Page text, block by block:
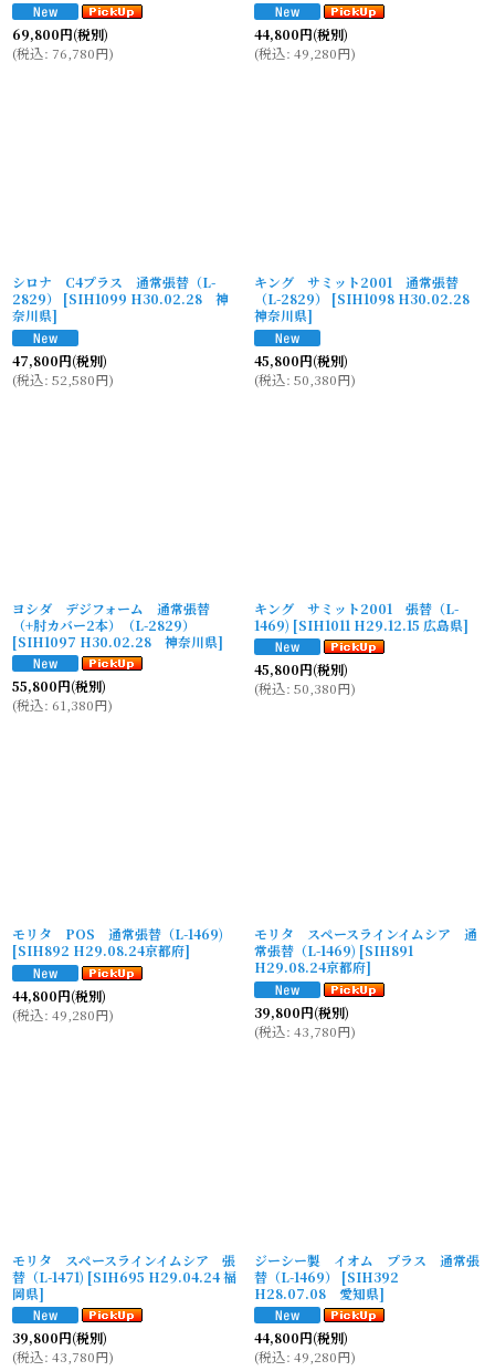
69,800円(税別)
(税込: 76,780円)
44,800円(税別)
(税込: 49,280円)
シロナ C4プラス 通常張替（L-
2829）
[SIH1099 H30.02.28 神
奈川県]
47,800円(税別)
(税込: 52,580円)
キング サミット2001 通常張替
（L-2829）
[SIH1098 H30.02.28
神奈川県]
45,800円(税別)
(税込: 50,380円)
ヨシダ デジフォーム 通常張替
（+肘カバー2本）（L-2829）
[SIH1097 H30.02.28 神奈川県]
55,800円(税別)
(税込: 61,380円)
キング サミット2001 張替（L-
1469) [SIH1011 H29.12.15 広島県]
45,800円(税別)
(税込: 50,380円)
モリタ POS 通常張替（L-1469)
[SIH892 H29.08.24京都府]
44,800円(税別)
(税込: 49,280円)
モリタ スペースラインイムシア 通
常張替（L-1469) [SIH891
H29.08.24京都府]
39,800円(税別)
(税込: 43,780円)
モリタ スペースラインイムシア 張
替（L-1471) [SIH695 H29.04.24 福
岡県]
39,800円(税別)
(税込: 43,780円)
ジーシー製 イオム プラス 通常張
替（L-1469）
[SIH392
H28.07.08 愛知県]
44,800円(税別)
(税込: 49,280円)